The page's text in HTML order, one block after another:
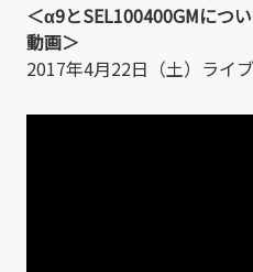
＜α9とSEL100400GMにつ
動画＞
2017年4月22日（土）ライ